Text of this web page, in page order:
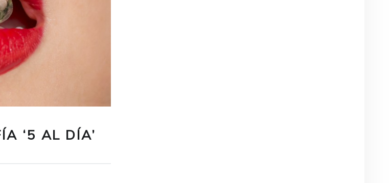
‘5 AL DÍA’